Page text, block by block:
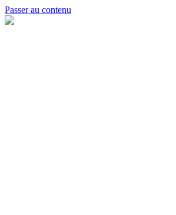
Passer au contenu